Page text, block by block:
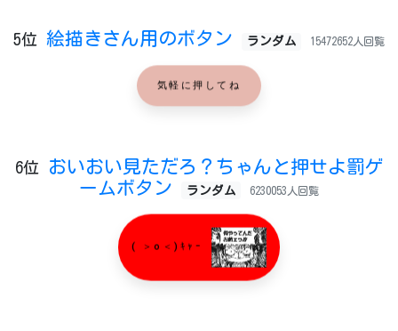
5位 絵描きさん用のボタン ランダム 15472652人回覧
気軽に押してね
6位
おいおい見ただろ？ちゃんと押せよ罰ゲ
ームボタン
ランダム 6230053人回覧
( ＞o＜)ｷｬｰ